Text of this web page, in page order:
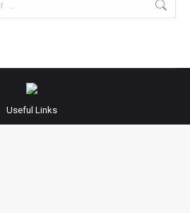
Useful Links